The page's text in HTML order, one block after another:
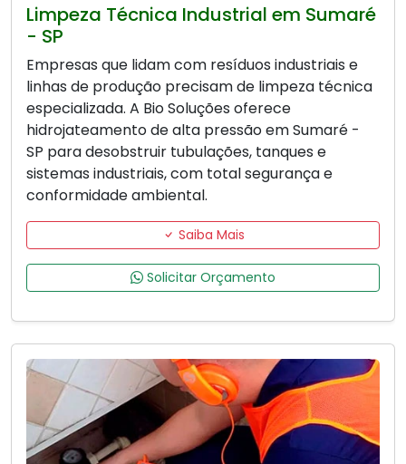
Limpeza Técnica Industrial em Sumaré
- SP
Empresas que lidam com resíduos industriais e
linhas de produção precisam de limpeza técnica
especializada. A Bio Soluções oferece
hidrojateamento de alta pressão em Sumaré -
SP para desobstruir tubulações, tanques e
sistemas industriais, com total segurança e
conformidade ambiental.
Saiba Mais
Solicitar Orçamento